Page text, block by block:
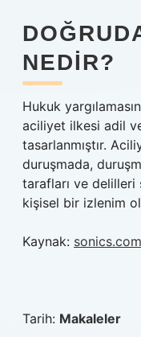
NEDIR?
Hukuk
aciliyet ilkesi adil
tasarlanmıştır.
duruşmada,
tarafları ve delilleri
kişisel bir izlenim
Kaynak:
Tarih: Makaleler